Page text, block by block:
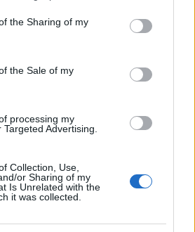
or usage behaviour. You may click to
Google and its third-party tags to
specified purposes in below Google
the Sharing of my
the Sale of my
processing my
Advertising.
Collection, Use,
or Sharing of my
Is Unrelated with the
it was collected.
srácok, mennyi véletlen
ilyenhez... A Wild szurkolók,
és ott jól szerepelnek,
nem hiszem... Kockázatos